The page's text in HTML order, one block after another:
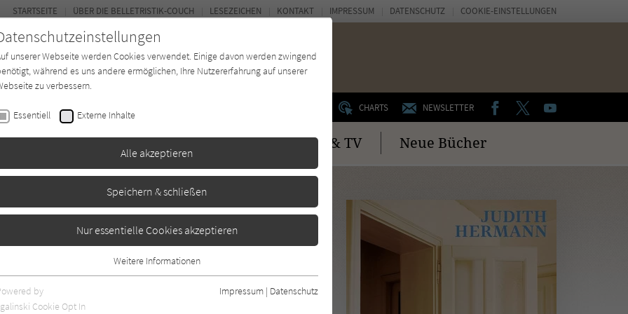
CHARTS NEWSLETTER FACEBOOKTWITTERYOUTUBE
Autor*in Verlage Magazin Kino & TV Neue Bücher
STARTSEITE ÜBER DIE BELLETRISTIK-COUCH LESEZEICHEN KONTAKT IMPRESSUM DATENSCHUTZ COOKIE-EINSTELLUNGEN
in der Zeit
unserer Webseite werden Cookies verwendet. Einige davon werden zwingend
während es uns andere ermöglichen, Ihre Nutzererfahrung auf unserer
zu verbessern.
Essentiell Externe Inhalte
Alle akzeptieren
Speichern & schließen
Nur essentielle Cookies akzeptieren
Essentielle Cookies werden für grundlegende Funktionen der Webseite
benötigt. Dadurch ist gewährleistet, dass die Webseite einwandfrei
Weitere Informationen
by
Cookie Opt In
Impressum | Datenschutz